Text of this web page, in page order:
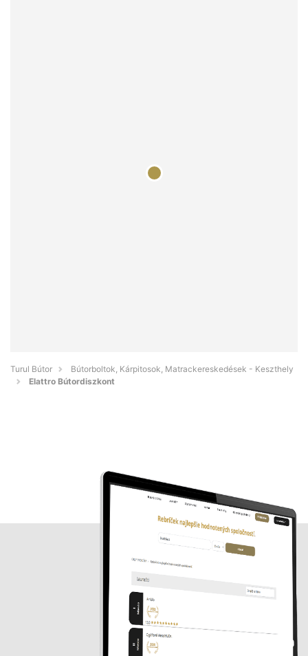
Turul Bútor
Bútorboltok, Kárpitosok, Matrackereskedések - Keszthely
Elattro Bútordiszkont